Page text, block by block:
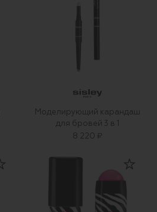
Моделирующий карандаш
для бровей 3 в 1
8 220 ₽